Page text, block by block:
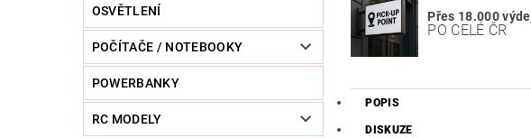
OSVĚTLENÍ
POČÍTAČE / NOTEBOOKY
POWERBANKY
RC MODELY
Přes 18.000
PO CELÉ ČR
POPIS
DISKUZE